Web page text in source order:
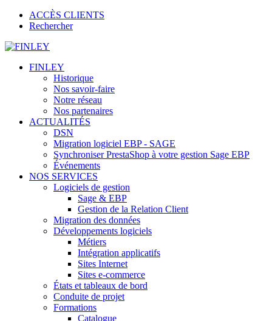
ACCÈS CLIENTS
Rechercher
FINLEY
Historique
Nos savoir-faire
Notre réseau
Nos partenaires
ACTUALITÉS
DSN
Migration logiciel EBP - SAGE
Synchroniser PrestaShop à votre gestion Sage EBP
Événements
NOS SERVICES
Logiciels de gestion
Sage & EBP
Gestion de la Relation Client
Migration des données
Développements logiciels
Métiers
Intégration applicatifs
Sites Internet
Sites e-commerce
États et tableaux de bord
Conduite de projet
Formations
Catalogue